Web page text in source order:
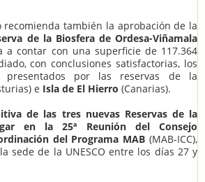
recomienda también la aprobación de la
de la Biosfera de Ordesa-Viñamala
a contar con una superficie de 117.364
con conclusiones satisfactorias, los
presentados por las reservas de la
e Isla de El Hierro (Canarias).
de las tres nuevas Reservas de la
en la 25ª Reunión del Consejo
del Programa MAB (MAB-ICC),
sede de la UNESCO entre los días 27 y